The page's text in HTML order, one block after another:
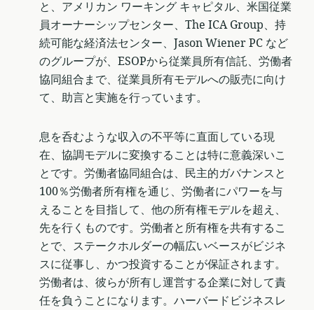
と、アメリカン ワーキング キャピタル、米国従業
員オーナーシップセンター、The ICA Group、持
続可能な経済法センター、Jason Wiener PC など
のグループが、ESOPから従業員所有信託、労働者
協同組合まで、従業員所有モデルへの販売に向け
て、助言と実施を行っています。
息を呑むような収入の不平等に直面している現
在、協調モデルに変換することは特に意義深いこ
とです。労働者協同組合は、民主的ガバナンスと
100％労働者所有権を通じ、労働者にパワーを与
えることを目指して、他の所有権モデルを超え、
先を行くものです。労働者と所有権を共有するこ
とで、ステークホルダーの幅広いベースがビジネ
スに従事し、かつ投資することが保証されます。
労働者は、彼らが所有し運営する企業に対して責
任を負うことになります。ハーバードビジネスレ